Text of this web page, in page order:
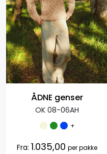
ÅDNE genser
OK 08-06AH
+
Fra: 1.035,00 per pakke